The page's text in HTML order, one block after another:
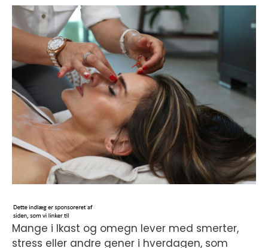
Mange i Ikast og omegn lever med smerter,
stress eller andre gener i hverdagen, som